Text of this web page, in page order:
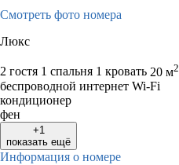
Смотреть фото номера
Люкс
2 гостя 1 спальня 1 кровать 20 м2
беспроводной интернет Wi-Fi
кондиционер
фен
+1
показать ещё
Информация о номере